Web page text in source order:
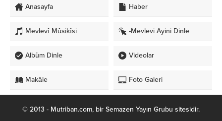
Anasayfa Haber
Mevlevî Mûsikîsi -Mevlevi Ayini Dinle
Albüm Dinle Videolar
Makâle Foto Galeri
© 2013 - Mutriban.com, bir Semazen Yayın Grubu sitesidir.